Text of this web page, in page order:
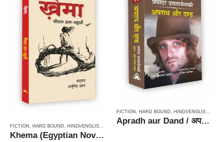
FICTION HARD BOUND HINDI/ENGLISH/URDU CLASSICS
Khema (Egyptian Novel) / ख़ेमा (अरबी भाषा के 101 बेहतरीन उपन्यासों में शामिल मिस्री उपन्यास)
FICTION HARD BOUND HINDI/ENGLISH/URDU CLASSICS
Apradh aur Dand / अपराध और दण्ड – Classics, Russian Novel